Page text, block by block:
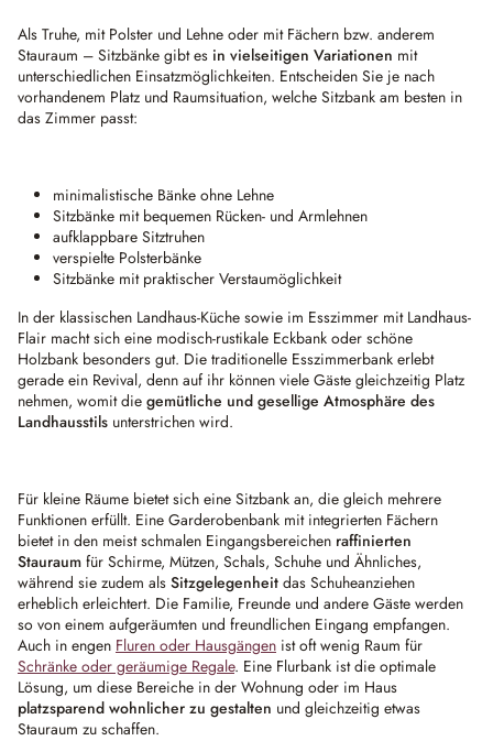
Als Truhe, mit Polster und Lehne oder mit Fächern bzw. anderem
Stauraum – Sitzbänke gibt es in vielseitigen Variationen mit
unterschiedlichen Einsatzmöglichkeiten. Entscheiden Sie je nach
vorhandenem Platz und Raumsituation, welche Sitzbank am besten in
das Zimmer passt:
minimalistische Bänke ohne Lehne
Sitzbänke mit bequemen Rücken- und Armlehnen
aufklappbare Sitztruhen
verspielte Polsterbänke
Sitzbänke mit praktischer Verstaumöglichkeit
In der klassischen Landhaus-Küche sowie im Esszimmer mit Landhaus-
Flair macht sich eine modisch-rustikale Eckbank oder schöne
Holzbank besonders gut. Die traditionelle Esszimmerbank erlebt
gerade ein Revival, denn auf ihr können viele Gäste gleichzeitig Platz
nehmen, womit die gemütliche und gesellige Atmosphäre des
Landhausstils unterstrichen wird.
Für kleine Räume bietet sich eine Sitzbank an, die gleich mehrere
Funktionen erfüllt. Eine Garderobenbank mit integrierten Fächern
bietet in den meist schmalen Eingangsbereichen raffinierten
Stauraum für Schirme, Mützen, Schals, Schuhe und Ähnliches,
während sie zudem als Sitzgelegenheit das Schuheanziehen
erheblich erleichtert. Die Familie, Freunde und andere Gäste werden
so von einem aufgeräumten und freundlichen Eingang empfangen.
Auch in engen Fluren oder Hausgängen ist oft wenig Raum für
Schränke oder geräumige Regale. Eine Flurbank ist die optimale
Lösung, um diese Bereiche in der Wohnung oder im Haus
platzsparend wohnlicher zu gestalten und gleichzeitig etwas
Stauraum zu schaffen.